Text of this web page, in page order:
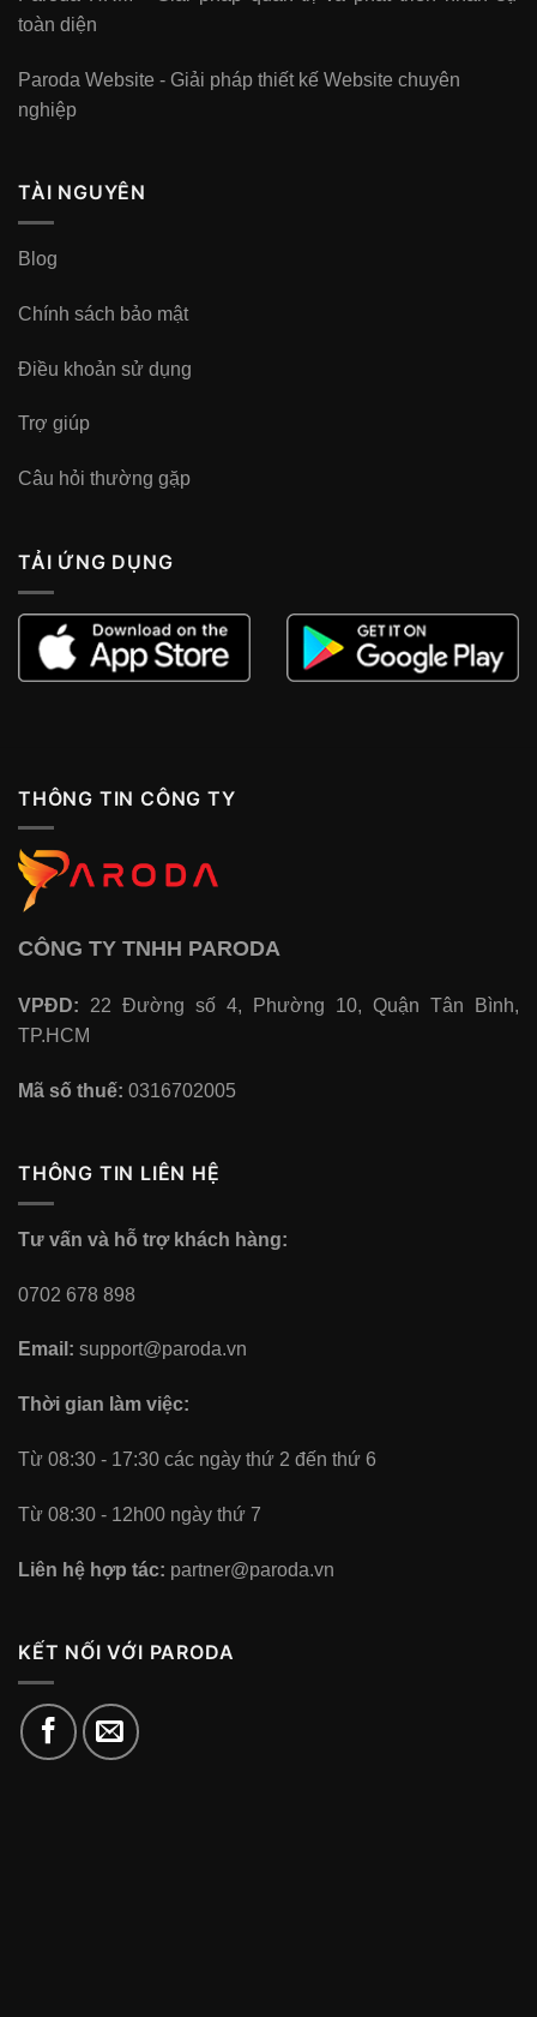
toàn diện
Paroda Website - Giải pháp thiết kế Website chuyên
nghiệp
TÀI NGUYÊN
Blog
Chính sách bảo mật
Điều khoản sử dụng
Trợ giúp
Câu hỏi thường gặp
TẢI ỨNG DỤNG
THÔNG TIN CÔNG TY
CÔNG TY TNHH PARODA
VPĐD: 22 Đường số 4, Phường 10, Quận Tân Bình,
TP.HCM
Mã số thuế: 0316702005
THÔNG TIN LIÊN HỆ
Tư vấn và hỗ trợ khách hàng:
0702 678 898
Email: support@paroda.vn
Thời gian làm việc:
Từ 08:30 - 17:30 các ngày thứ 2 đến thứ 6
Từ 08:30 - 12h00 ngày thứ 7
Liên hệ hợp tác: partner@paroda.vn
KẾT NỐI VỚI PARODA